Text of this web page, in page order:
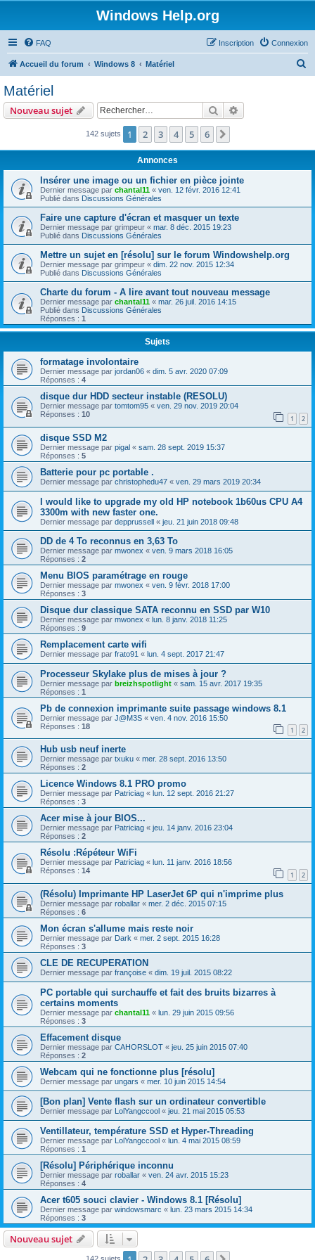
Windows Help.org
FAQ Connexion
Inscription
Accueil du forum Windows 8 Matériel
Matériel
Nouveau sujet Rechercher
142 sujets 1 2 3 4 5 6
Annonces
Insérer une image ou un fichier en pièce jointe
Dernier message par chantal11 « ven. 12 févr. 2016 12:41
Publié dans Discussions Générales
Faire une capture d'écran et masquer un texte
Dernier message par grimpeur « mar. 8 déc. 2015 19:23
Publié dans Discussions Générales
Mettre un sujet en [résolu] sur le forum Windowshelp.org
Dernier message par grimpeur « dim. 22 nov. 2015 12:34
Publié dans Discussions Générales
Charte du forum - A lire avant tout nouveau message
Dernier message par chantal11 « mar. 26 juil. 2016 14:15
Publié dans Discussions Générales
Réponses : 1
Sujets
formatage involontaire
Dernier message par jordan06 « dim. 5 avr. 2020 07:09
Réponses : 4
disque dur HDD secteur instable (RESOLU)
Dernier message par tomtom95 « ven. 29 nov. 2019 20:04
Réponses : 10 1 2
disque SSD M2
Dernier message par pigal « sam. 28 sept. 2019 15:37
Réponses : 5
Batterie pour pc portable .
Dernier message par christophedu47 « ven. 29 mars 2019 20:34
I would like to upgrade my old HP notebook 1b60us CPU A4
3300m with new faster one.
Dernier message par depprussell « jeu. 21 juin 2018 09:48
DD de 4 To reconnus en 3,63 To
Dernier message par mwonex « ven. 9 mars 2018 16:05
Réponses : 2
Menu BIOS paramétrage en rouge
Dernier message par mwonex « ven. 9 févr. 2018 17:00
Réponses : 3
Disque dur classique SATA reconnu en SSD par W10
Dernier message par mwonex « lun. 8 janv. 2018 11:25
Réponses : 9
Remplacement carte wifi
Dernier message par frato91 « lun. 4 sept. 2017 21:47
Processeur Skylake plus de mises à jour ?
Dernier message par breizhspotlight « sam. 15 avr. 2017 19:35
Réponses : 1
Pb de connexion imprimante suite passage windows 8.1
Dernier message par J@M3S « ven. 4 nov. 2016 15:50
Réponses : 18 1 2
Hub usb neuf inerte
Dernier message par txuku « mer. 28 sept. 2016 13:50
Réponses : 2
Licence Windows 8.1 PRO promo
Dernier message par Patriciag « lun. 12 sept. 2016 21:27
Réponses : 3
Acer mise à jour BIOS...
Dernier message par Patriciag « jeu. 14 janv. 2016 23:04
Réponses : 2
Résolu :Répéteur WiFi
Dernier message par Patriciag « lun. 11 janv. 2016 18:56
Réponses : 14 1 2
(Résolu) Imprimante HP LaserJet 6P qui n'imprime plus
Dernier message par roballar « mer. 2 déc. 2015 07:15
Réponses : 6
Mon écran s'allume mais reste noir
Dernier message par Dark « mer. 2 sept. 2015 16:28
Réponses : 3
CLE DE RECUPERATION
Dernier message par françoise « dim. 19 juil. 2015 08:22
PC portable qui surchauffe et fait des bruits bizarres à
certains moments
Dernier message par chantal11 « lun. 29 juin 2015 09:56
Réponses : 3
Effacement disque
Dernier message par CAHORSLOT « jeu. 25 juin 2015 07:40
Réponses : 2
Webcam qui ne fonctionne plus [résolu]
Dernier message par ungars « mer. 10 juin 2015 14:54
[Bon plan] Vente flash sur un ordinateur convertible
Dernier message par LolYangccool « jeu. 21 mai 2015 05:53
Ventillateur, température SSD et Hyper-Threading
Dernier message par LolYangccool « lun. 4 mai 2015 08:59
Réponses : 1
[Résolu] Périphérique inconnu
Dernier message par roballar « ven. 24 avr. 2015 15:23
Réponses : 4
Acer t605 souci clavier - Windows 8.1 [Résolu]
Dernier message par windowsmarc « lun. 23 mars 2015 14:34
Réponses : 3
Nouveau sujet